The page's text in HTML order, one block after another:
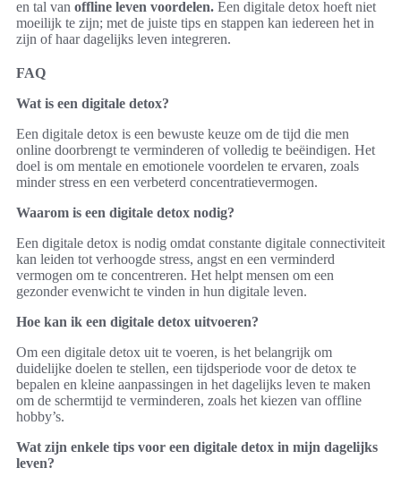
en tal van offline leven voordelen. Een digitale detox hoeft niet
moeilijk te zijn; met de juiste tips en stappen kan iedereen het in
zijn of haar dagelijks leven integreren.
FAQ
Wat is een digitale detox?
Een digitale detox is een bewuste keuze om de tijd die men
online doorbrengt te verminderen of volledig te beëindigen. Het
doel is om mentale en emotionele voordelen te ervaren, zoals
minder stress en een verbeterd concentratievermogen.
Waarom is een digitale detox nodig?
Een digitale detox is nodig omdat constante digitale connectiviteit
kan leiden tot verhoogde stress, angst en een verminderd
vermogen om te concentreren. Het helpt mensen om een
gezonder evenwicht te vinden in hun digitale leven.
Hoe kan ik een digitale detox uitvoeren?
Om een digitale detox uit te voeren, is het belangrijk om
duidelijke doelen te stellen, een tijdsperiode voor de detox te
bepalen en kleine aanpassingen in het dagelijks leven te maken
om de schermtijd te verminderen, zoals het kiezen van offline
hobby’s.
Wat zijn enkele tips voor een digitale detox in mijn dagelijks
leven?